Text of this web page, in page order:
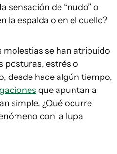
sensación de “nudo” o
la espalda o en el cuello?
molestias se han atribuido
posturas, estrés o
desde hace algún tiempo,
que apuntan a
simple. ¿Qué ocurre
con la lupa